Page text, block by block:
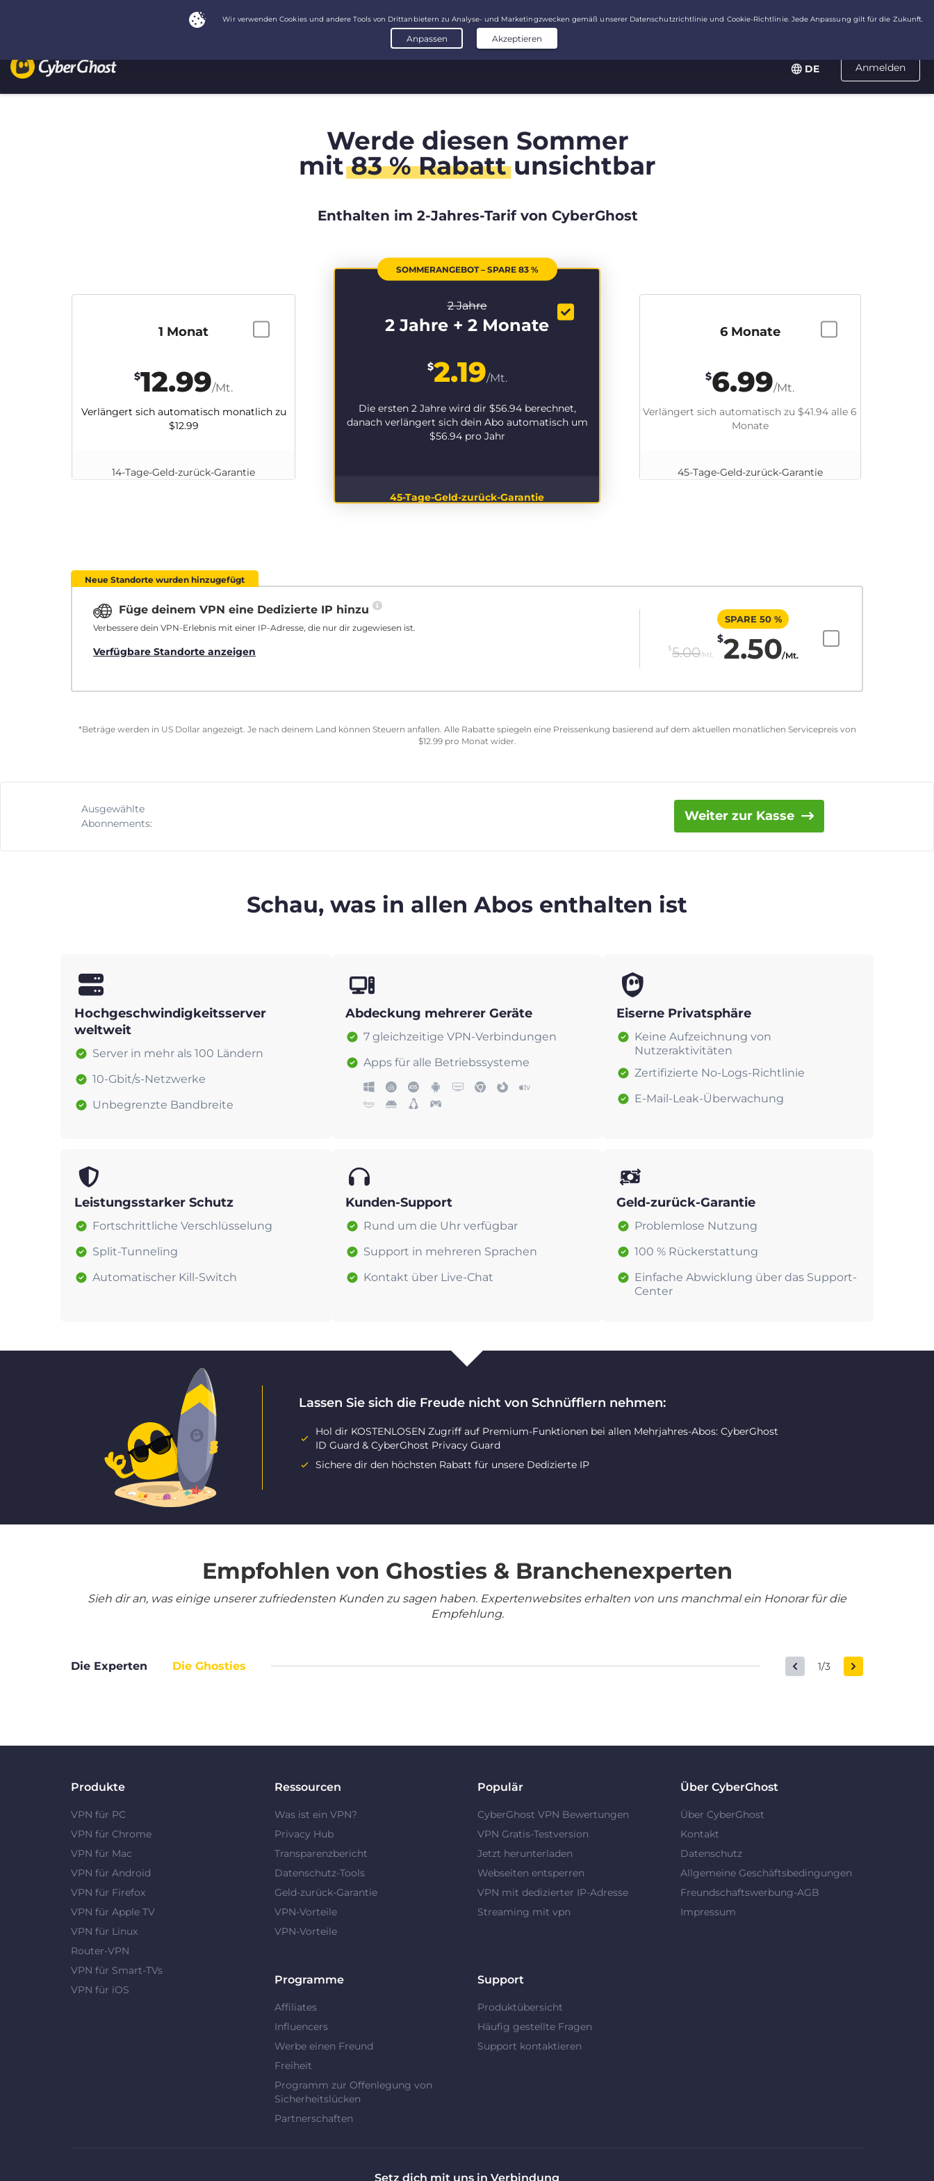
Anmelden
DE
Werde diesen Sommer
mit83 % Rabattunsichtbar
Enthalten im 2-Jahres-Tarif von CyberGhost
SOMMERANGEBOT – SPARE 83 %
2 Jahre
2 Jahre + 2 Monate
$2.19/Mt.
Die ersten 2 Jahre wird dir $56.94berechnet,
danach verlängert sich dein Abo automatisch um
$56.94pro Jahr
45-Tage-Geld-zurück-Garantie
6 Monate
$6.99/Mt.
Verlängert sich automatisch zu $41.94 alle 6
Monate
45-Tage-Geld-zurück-Garantie
1 Monat
$12.99/Mt.
Verlängert sich automatisch monatlich zu
$12.99
14-Tage-Geld-zurück-Garantie
Neue Standorte wurden hinzugefügt
Füge deinem VPN eine Dedizierte IP hinzu
Verbessere dein VPN-Erlebnis mit einer IP-Adresse, die nur dir zugewiesen ist.
Verfügbare Standorte anzeigen $5.00/Mt.
SPARE 50 %
$2.50/Mt.
*Beträge werden in US Dollar angezeigt. Je nach deinem Land können Steuern anfallen. Alle Rabatte spiegeln eine Preissenkung basierend auf dem aktuellen monatlichen Servicepreis von
$12.99pro Monat wider.
Ausgewählte
Abonnements:
Weiter zur Kasse
Schau, was in allen Abos enthalten ist
Hochgeschwindigkeitsserver
weltweit
Server in mehr als 100 Ländern
10-Gbit/s-Netzwerke
Unbegrenzte Bandbreite
Abdeckung mehrerer Geräte
7 gleichzeitige VPN-Verbindungen
Apps für alle Betriebssysteme
Eiserne Privatsphäre
Keine Aufzeichnung von
Nutzeraktivitäten
Zertifizierte No-Logs-Richtlinie
E-Mail-Leak-Überwachung
Leistungsstarker Schutz
Fortschrittliche Verschlüsselung
Split-Tunneling
Automatischer Kill-Switch
Kunden-Support
Rund um die Uhr verfügbar
Support in mehreren Sprachen
Kontakt über Live-Chat
Geld-zurück-Garantie
Problemlose Nutzung
100 % Rückerstattung
Einfache Abwicklung über das Support-
Center
Lassen Sie sich die Freude nicht von Schnüfflern nehmen:
Hol dir KOSTENLOSEN Zugriff auf Premium-Funktionen bei allen Mehrjahres-Abos: CyberGhost
ID Guard & CyberGhost Privacy Guard
Sichere dir den höchsten Rabatt für unsere Dedizierte IP
Empfohlen von Ghosties & Branchenexperten
Sieh dir an, was einige unserer zufriedensten Kunden zu sagen haben. Expertenwebsites erhalten von uns manchmal ein Honorar für die
Empfehlung.
Die Experten Die Ghosties 1/3
Produkte
VPN für PC
VPN für Chrome
VPN für Mac
VPN für Android
VPN für Firefox
VPN für Apple TV
VPN für Linux
Router-VPN
VPN für Smart-TVs
VPN für iOS
Ressourcen
Was ist ein VPN?
Privacy Hub
Transparenzbericht
Datenschutz-Tools
Geld-zurück-Garantie
VPN-Vorteile
VPN-Vorteile
Populär
CyberGhost VPN Bewertungen
VPN Gratis-Testversion
Jetzt herunterladen
Webseiten entsperren
VPN mit dedizierter IP-Adresse
Streaming mit vpn
Über CyberGhost
Über CyberGhost
Kontakt
Datenschutz
Allgemeine Geschäftsbedingungen
Freundschaftswerbung-AGB
Impressum
Programme
Affiliates
Influencers
Werbe einen Freund
Freiheit
Programm zur Offenlegung von
Sicherheitslücken
Partnerschaften
Support
Produktübersicht
Häufig gestellte Fragen
Support kontaktieren
Setz dich mit uns in Verbindung